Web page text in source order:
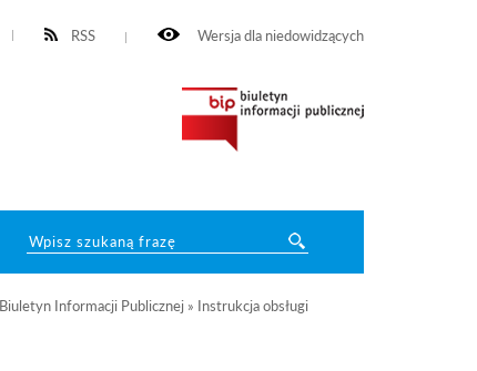
Wersja dla niedowidzących
RSS
Biuletyn Informacji Publicznej » Instrukcja obsługi